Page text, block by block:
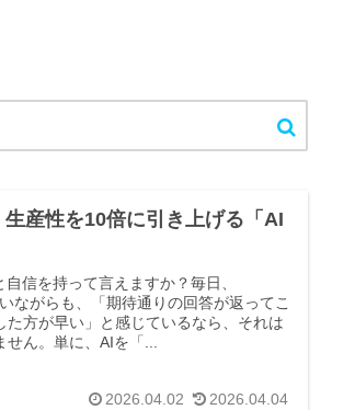
生産性を10倍に引き上げる「AI
自信を持って言えますか？毎日、
ながらも、「期待通りの回答が返ってこ
た方が早い」と感じているなら、それは
ん。単に、AIを「...
2026.04.02 2026.04.04